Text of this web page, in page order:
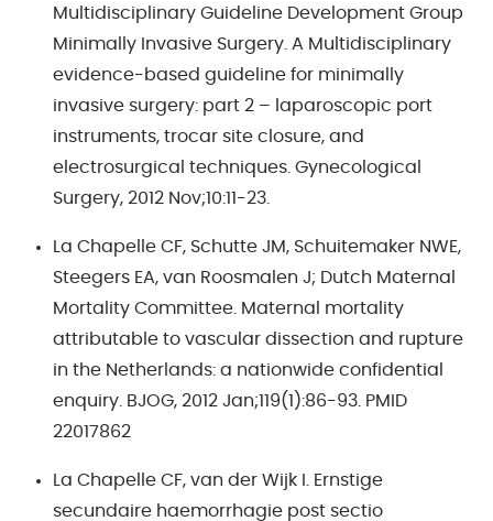
Multidisciplinary Guideline Development Group
Minimally Invasive Surgery. A Multidisciplinary
evidence-based guideline for minimally
invasive surgery: part 2 – laparoscopic port
instruments, trocar site closure, and
electrosurgical techniques. Gynecological
Surgery, 2012 Nov;10:11-23.
La Chapelle CF, Schutte JM, Schuitemaker NWE,
Steegers EA, van Roosmalen J; Dutch Maternal
Mortality Committee. Maternal mortality
attributable to vascular dissection and rupture
in the Netherlands: a nationwide confidential
enquiry. BJOG, 2012 Jan;119(1):86-93. PMID
22017862
La Chapelle CF, van der Wijk I. Ernstige
secundaire haemorrhagie post sectio